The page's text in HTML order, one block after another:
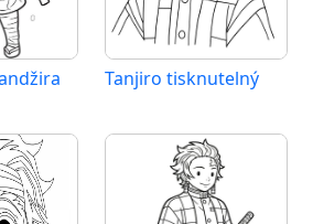
Tanjiro tisknutelný